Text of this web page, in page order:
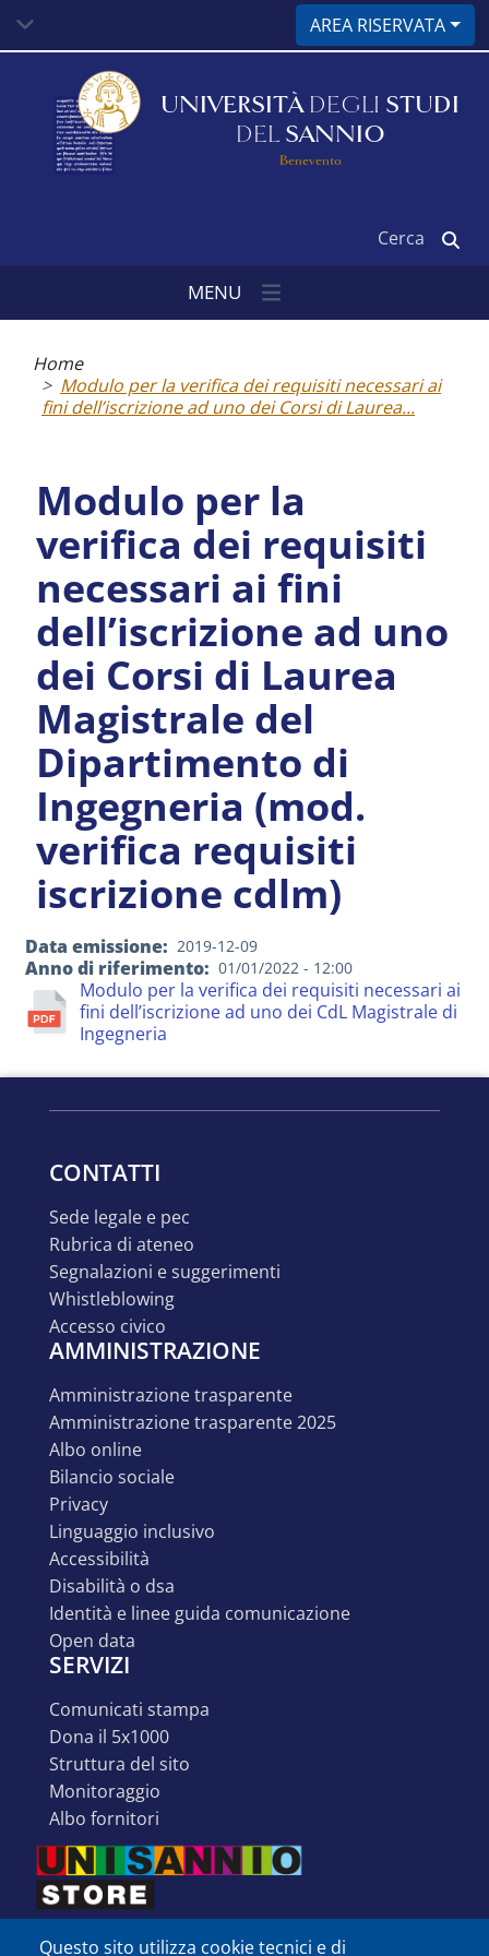
contenuto
AREA RISERVATA
UNIVERSITÀ DEGLI STUDI
DEL SANNIO
Benevento
MENU
pane
Home
Modulo per la verifica dei requisiti necessari ai
fini dell’iscrizione ad uno dei Corsi di Laurea...
Modulo per la
verifica dei requisiti
necessari ai fini
dell’iscrizione ad uno
dei Corsi di Laurea
Magistrale del
Dipartimento di
Ingegneria (mod.
verifica requisiti
iscrizione cdlm)
Data emissione 2019-12-09
Anno di riferimento 01/01/2022 - 12:00
Modulo per la verifica dei requisiti necessari ai
fini dell’iscrizione ad uno dei CdL Magistrale di
Ingegneria
CONTATTI
sede legale e pec
rubrica di ateneo
segnalazioni e suggerimenti
whistleblowing
accesso civico
AMMINISTRAZIONE
amministrazione trasparente
amministrazione trasparente 2025
albo online
bilancio sociale
privacy
linguaggio inclusivo
accessibilità
disabilità o dsa
identità e linee guida comunicazione
open data
SERVIZI
comunicati stampa
dona il 5x1000
struttura del sito
monitoraggio
albo fornitori
Questo sito utilizza cookie tecnici e di